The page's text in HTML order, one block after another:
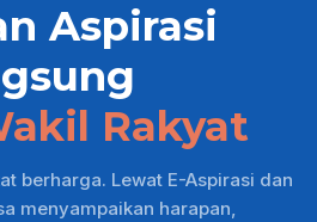
Aspirasi
Rakyat
berharga. Lewat E-Aspirasi dan
menyampaikan harapan,